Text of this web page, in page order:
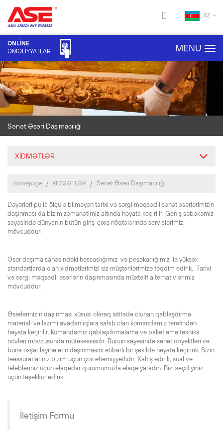
AZ
MENU
ONLİNE
ƏMƏLİYYATLAR
Sənət Əsəri Daşımacılığı
XİDMƏTLƏR
Homepage XİDMƏTLƏR Sənət Əsəri Daşımacılığı
Dəyərləri pulla ölçülə bilməyən tarixi və sərgi məqsədli sənət əsərlərimizin
daşınması da bizim zəmanətimiz altında həyata keçirilir. Geniş şəbəkəmiz
sayəsində dünyanın bütün giriş-çıxış nöqtələrində servislərimiz
mövcuddur.
Əsər daşıma sahəsindəki həssaslığımız və peşəkarlığımız ilə yüksək
standartlarda olan xidmətlərimizi siz müştərilərimizə təqdim edirik. Tarixi
və sərgi məqsədli əsərlərin daşınmasında müxtəlif alternativlərimiz
mövcuddur.
Əsərlərinizin daşınması xüsusi olaraq istifadə olunan qablaşdırma
materialı və lazımi avadanlıqlara sahib olan komandamız tərəfindən
həyata keçirilir. Komandamız qablaşdırmalama və paketləmə texnika
növləri mövzusunda mütəxəssisdir. Bunun sayəsində sənət obyektləri və
buna oxşar layihələrin daşınmasını etibarlı bir şəkildə həyata keçiririk. Sizin
təəssüratlarınız bizim üçün çox əhəmiyyətlidir. Xahiş edirik, sual və
tələbləriniz üçün əlaqədar qurumumuzla əlaqə yaradın. Bizi seçdiyiniz
üçün təşəkkür edirik.
İletişim Formu